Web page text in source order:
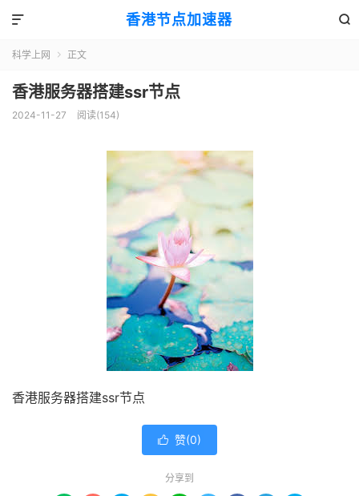
香港节点加速器 

科学上网  正文
香港服务器搭建ssr节点
2024-11-27 阅读(154)
香港服务器搭建ssr节点
 赞(0)
分享到